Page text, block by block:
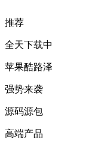
推荐
全天下载中
苹果酷路泽
强势来袭
源码源包
高端产品